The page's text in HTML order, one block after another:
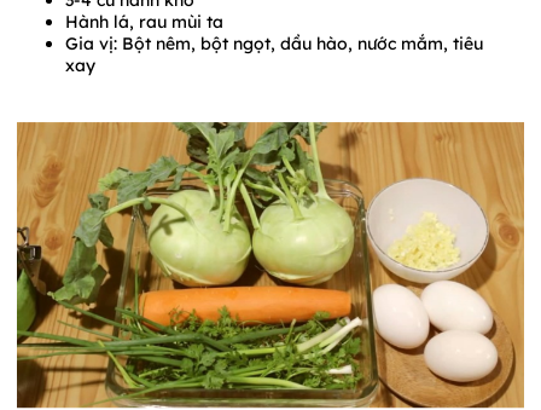
Hành lá, rau mùi ta
Gia vị: Bột nêm, bột ngọt, dầu hào, nước mắm, tiêu
xay